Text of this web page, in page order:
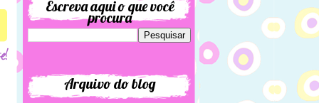
Escreva aqui o que você
procura
Arquivo do blog